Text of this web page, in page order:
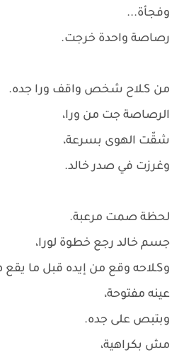
وفجأة...
رصاصة واحدة خرجت.
من Sـلاح شخص واقف ورا جده.
الرصاصة جت من ورا،
شقّت الهوى بسرعة،
وغرزت في صدر خالد.
لحظة صمت مرعبة.
جسم خالد رجع خطوة لورا،
وSـلاحه وقع من إيده قبل ما يقع هو كمان على الأرض.
عينه مفتوحة،
وبتبص على جده.
مش بكراهية،